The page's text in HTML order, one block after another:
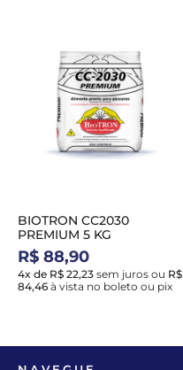
BIOTRON CC2030
PREMIUM 5 KG
R$ 88,90
4x de R$ 22,23 sem juros ou R$
84,46 à vista no boleto ou pix